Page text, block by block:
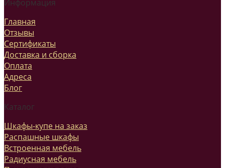
Информация
Главная
Отзывы
Сертификаты
Доставка и сборка
Оплата
Адреса
Блог
Каталог
Шкафы-купе на заказ
Распашные шкафы
Встроенная мебель
Радиусная мебель